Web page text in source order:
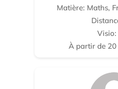
Matière: Maths,
À partir de